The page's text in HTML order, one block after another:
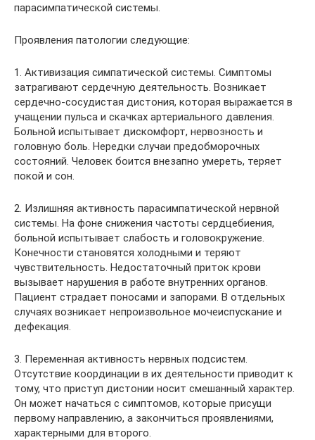
парасимпатической системы.
Проявления патологии следующие:
1. Активизация симпатической системы. Симптомы
затрагивают сердечную деятельность. Возникает
сердечно-сосудистая дистония, которая выражается в
учащении пульса и скачках артериального давления.
Больной испытывает дискомфорт, нервозность и
головную боль. Нередки случаи предобморочных
состояний. Человек боится внезапно умереть, теряет
покой и сон.
2. Излишняя активность парасимпатической нервной
системы. На фоне снижения частоты сердцебиения,
больной испытывает слабость и головокружение.
Конечности становятся холодными и теряют
чувствительность. Недостаточный приток крови
вызывает нарушения в работе внутренних органов.
Пациент страдает поносами и запорами. В отдельных
случаях возникает непроизвольное мочеиспускание и
дефекация.
3. Переменная активность нервных подсистем.
Отсутствие координации в их деятельности приводит к
тому, что приступ дистонии носит смешанный характер.
Он может начаться с симптомов, которые присущи
первому направлению, а закончиться проявлениями,
характерными для второго.